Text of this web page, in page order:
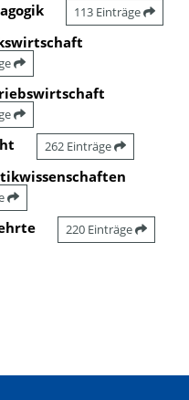
113 Einträge
262 Einträge
220 Einträge